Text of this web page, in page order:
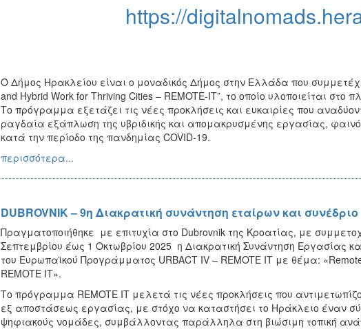
https://
Ο Δήμος Ηρακλείου είναι ο μοναδικός Δήμος στην Ελλάδα που
and Hybrid Work for Thriving Cities – REMOTE-IT”, το οποίο υλοποιείται στο
Το πρόγραμμα εξετάζει τις νέες προκλήσεις και ευκαιρίες που
ραγδαία εξάπλωση της υβριδικής και απομακρυσμένης εργασίας,
κατά την περίοδο της πανδημίας COVID-19.
περισσότερα...
DUBROVNIK – 9η Διακρατική συνάντηση εταίρων και συνέδριο
Πραγματοποιήθηκε με επιτυχία στο Dubrovnik της Κροατίας, με
Σεπτεμβρίου έως 1 Οκτωβρίου 2025 η Διακρατική Συνάντηση Εργασίας
του Ευρωπαϊκού Προγράμματος URBACT IV – REMOTE IT με θέμα:
REMOTE IT».
Το πρόγραμμα REMOTE IT μελετά τις νέες προκλήσεις που
εξ αποστάσεως εργασίας, με στόχο να καταστήσει το Ηράκλειο έναν
ψηφιακούς νομάδες, συμβάλλοντας παράλληλα στη βιώσιμη τοπική